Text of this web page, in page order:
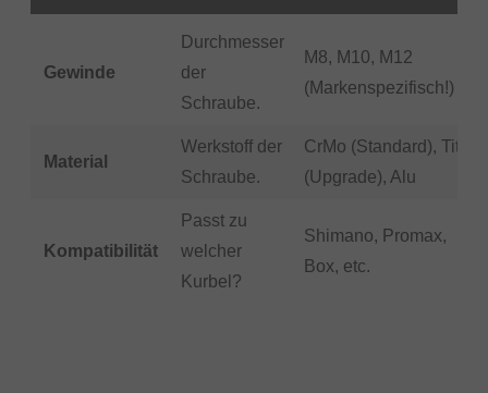
Gewinde
Durchmesser
der
Schraube.
M8, M10, M12
(Markenspezifisch!)
Material
Werkstoff der
Schraube.
CrMo (Standard), Titan
(Upgrade), Alu
Kompatibilität
Passt zu
welcher
Kurbel?
Shimano, Promax,
Box, etc.